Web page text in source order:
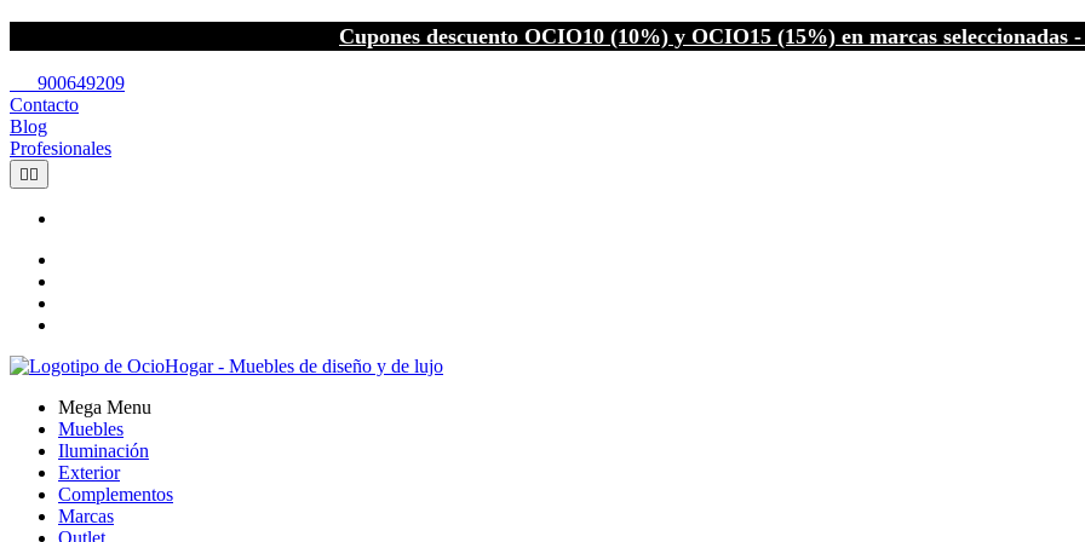
Cupones descuento OCIO10 (10%) y OCIO15 (15%) en marcas seleccionadas
900649209
Contacto
Blog
Profesionales
 
Mega Menu
Muebles
Iluminación
Exterior
Complementos
Marcas
Outlet